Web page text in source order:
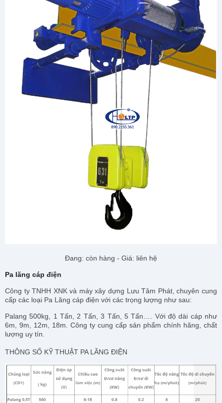
Đang: còn hàng - Giá: liên hệ
Pa lăng cáp điện
Công ty TNHH XNK và máy xây dựng Lưu Tâm Phát, chuyên cung
cấp các loại Pa Lăng cáp điện với các trọng lượng như sau:
Palang 500kg, 1 Tấn, 2 Tấn, 3 Tấn, 5 Tấn…. Với độ dài cáp như
6m, 9m, 12m, 18m. Công ty cung cấp sản phẩm chính hãng, chất
lượng uy tín.
THÔNG SỐ KỸ THUẬT PA LĂNG ĐIỆN